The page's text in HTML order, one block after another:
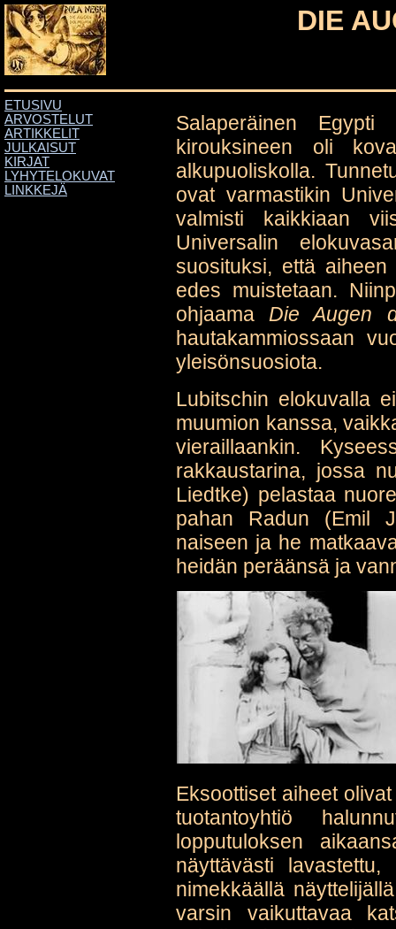
DIE
ETUSIVU
ARVOSTELUT
ARTIKKELIT
JULKAISUT
KIRJAT
LYHYTELOKUVAT
LINKKEJÄ
Salaperäinen Egypti
kirouksineen oli
alkupuoliskolla.
ovat varmastikin
valmisti kaikkiaan
Universalin
suosituksi, että
edes muistetaan.
ohjaama Die Augen
hautakammiossaan
yleisönsuosiota.
Lubitschin elokuvalla
muumion kanssa,
vieraillaankin.
rakkaustarina, jossa
Liedtke) pelastaa
pahan Radun (Emil
naiseen ja he
heidän peräänsä ja
Eksoottiset aiheet
tuotantoyhtiö
lopputuloksen
näyttävästi
nimekkäällä
varsin vaikuttavaa